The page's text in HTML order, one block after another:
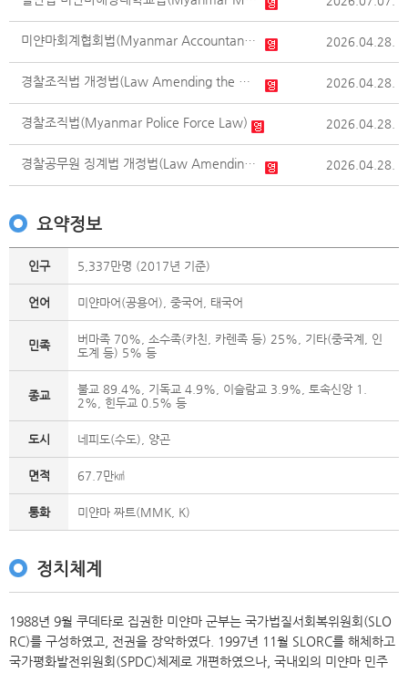
미얀마회계협회법(Myanmar Accountancy Council Law) 2026.04.28.
경찰조직법 개정법(Law Amending the Myanmar Police Force Law) 2026.04.28.
경찰조직법(Myanmar Police Force Law) 2026.04.28.
경찰공무원 징계법 개정법(Law Amending the Myanmar Police Force Maintenance of Discipline Law) 2026.04.28.
요약정보
인구 5,337만명 (2017년 기준)
언어 미얀마어(공용어), 중국어, 태국어
민족
버마족 70%, 소수족(카친, 카렌족 등) 25%, 기타(중국계, 인
도계 등) 5% 등
종교
불교 89.4%, 기독교 4.9%, 이슬람교 3.9%, 토속신앙 1.
2%, 힌두교 0.5% 등
도시 네피도(수도), 양곤
면적 67.7만㎢
통화 미얀마 짜트(MMK, K)
정치체계
1988년 9월 쿠데타로 집권한 미얀마 군부는 국가법질서회복위원회(SLO
RC)를 구성하였고, 전권을 장악하였다. 1997년 11월 SLORC를 해체하고
국가평화발전위원회(SPDC)체제로 개편하였으나, 국내외의 미얀마 민주